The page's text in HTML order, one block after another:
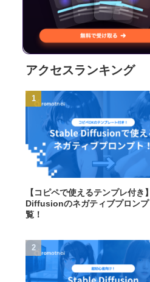
アクセスランキング
【コピペで使えるテンプレ付き
Diffusionのネガティブプロンプ
覧！